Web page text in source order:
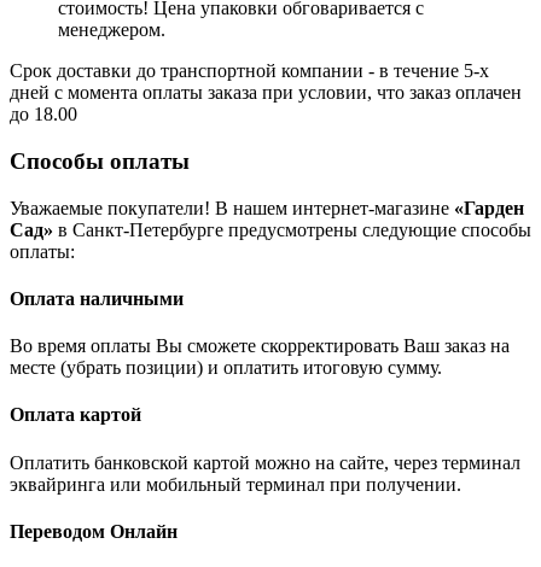
стоимость! Цена упаковки обговаривается с
менеджером.
Срок доставки до транспортной компании - в течение 5-х
дней с момента оплаты заказа при условии, что заказ оплачен
до 18.00
Способы оплаты
Уважаемые покупатели! В нашем интернет-магазине «Гарден
Сад» в Санкт-Петербурге предусмотрены следующие способы
оплаты:
Оплата наличными
Во время оплаты Вы сможете скорректировать Ваш заказ на
месте (убрать позиции) и оплатить итоговую сумму.
Оплата картой
Оплатить банковской картой можно на сайте, через терминал
эквайринга или мобильный терминал при получении.
Переводом Онлайн